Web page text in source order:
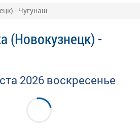
- Чугунаш
(Новокузнецк) -
2026 воскресенье